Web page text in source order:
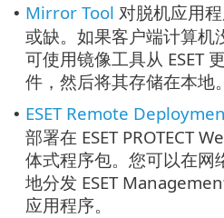
• Mirror Tool 对脱机应用
或缺。如果客户端计算机
可使用镜像工具从 ESET
件，然后将其存储在本地。
• ESET Remote
部署在 ESET PROTECT
体式程序包。您可以在网
地分发 ESET
应用程序。